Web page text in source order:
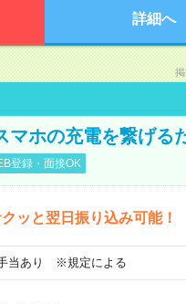
詳細へ
ホの充電を繋げる
登録・面接OK
ッと翌日振り込み可能！
当あり ※規定による